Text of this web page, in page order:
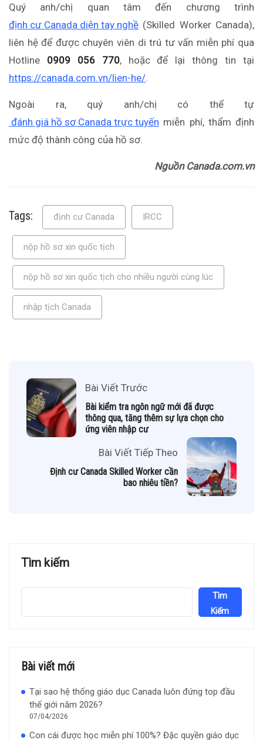
Quý anh/chị quan tâm đến chương trình
định cư Canada diện tay nghề (Skilled Worker Canada),
liên hệ để được chuyên viên di trú tư vấn miễn phí qua
Hotline 0909 056 770, hoặc để lại thông tin tại
https://canada.com.vn/lien-he/.
Ngoài ra, quý anh/chị có thể tự
đánh giá hồ sơ Canada trực tuyến miễn phí, thẩm định
mức độ thành công của hồ sơ.
Nguồn Canada.com.vn
Tags: định cư Canada IRCC
nộp hồ sơ xin quốc tịch
nộp hồ sơ xin quốc tịch cho nhiều người cùng lúc
nhập tịch Canada
Bài Viết Trước
Bài kiểm tra ngôn ngữ mới đã được
thông qua, tăng thêm sự lựa chọn cho
ứng viên nhập cư
Bài Viết Tiếp Theo
Định cư Canada Skilled Worker cần
bao nhiêu tiền?
Tìm kiếm
Tìm
Kiếm
Bài viết mới
Tại sao hệ thống giáo dục Canada luôn đứng top đầu
thế giới năm 2026?
07/04/2026
Con cái được học miễn phí 100%? Đặc quyền giáo dục